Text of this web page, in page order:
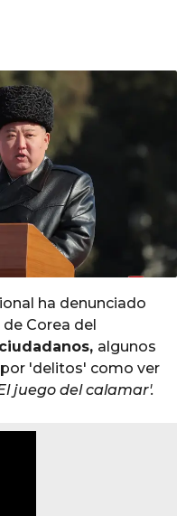
ha denunciado
Corea del
algunos
'delitos' como ver
juego del calamar'.